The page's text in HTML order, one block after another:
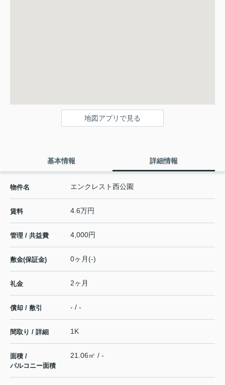
地図アプリで見る
基本情報 詳細情報
物件名 エンクレスト西公園
賃料 4.6万円
管理 / 共益費 4,000円
敷金(保証金) 0ヶ月(-)
礼金 2ヶ月
償却 / 敷引 - / -
間取り / 詳細 1K
面積 /
バルコニー面積
21.06㎡ / -